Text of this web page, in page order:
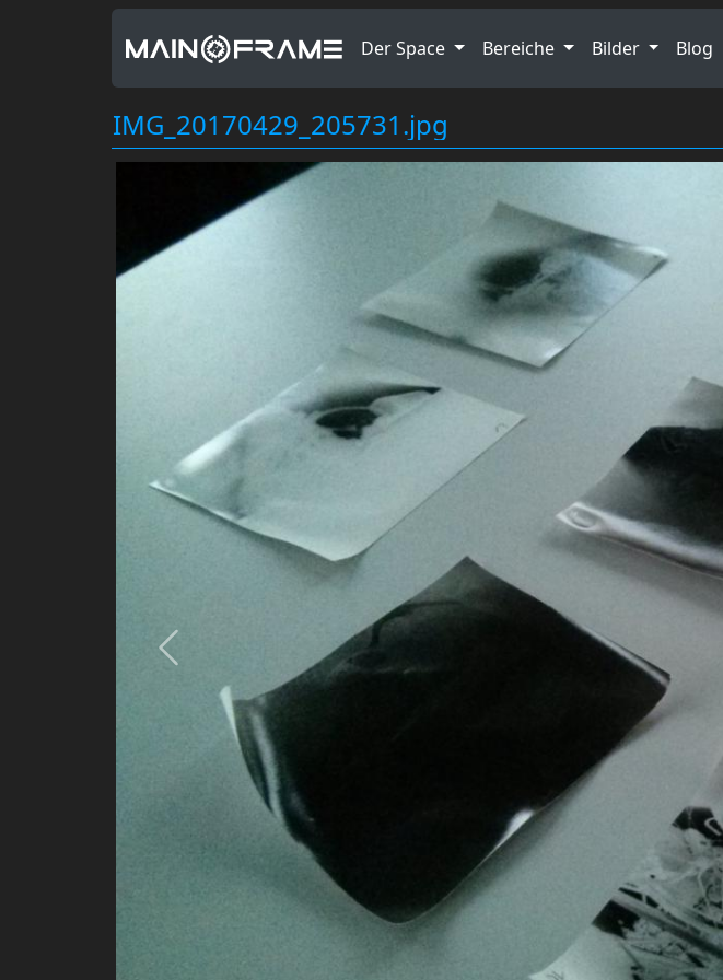
Der Space Bereiche Bilder Blog
IMG_20170429_205731.jpg